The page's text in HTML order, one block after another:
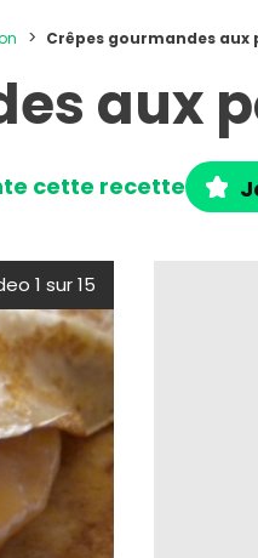
Crêpes gourmandes aux
aux
cette recette
1 sur 15